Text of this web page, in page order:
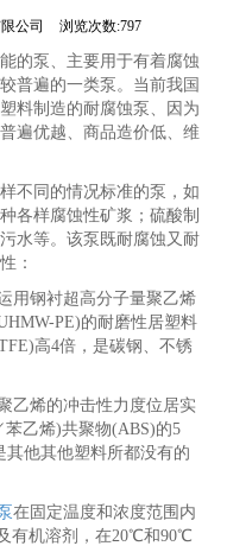
公司 浏览次数:797
的泵、主要用于有着腐蚀
普遍的一类泵。当前我国
料制造的耐腐蚀泵、因为
遍优越、商品造价低、维
不同的情况标准的泵，如
各样腐蚀性矿浆；硫酸制
水等。该泵既耐腐蚀又耐
：
钢衬超高分子量聚乙烯
PE)的耐磨性居塑料
高4倍，是碳钢、不锈
烯的冲击性力度位居实
乙烯)共聚物(ABS)的5
他其他塑料所都没有的
在固定温度和浓度范围内
有机溶剂，在20℃和90℃